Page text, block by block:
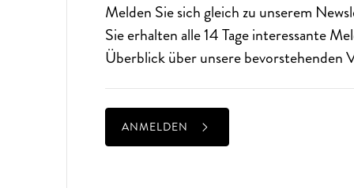
ALTE MUSIK BIS
?
Melden Sie sich gleich zu unserem
Sie erhalten alle 14 Tage interessante
Überblick über unsere bevorstehenden
ANMELDEN